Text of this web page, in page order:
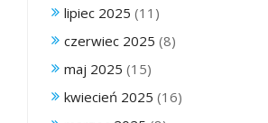
lipiec 2025 (11)
czerwiec 2025 (8)
maj 2025 (15)
kwiecień 2025 (16)